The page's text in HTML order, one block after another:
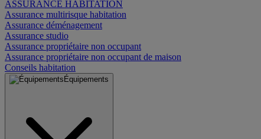
ASSURANCE HABITATION
Assurance multirisque habitation
Assurance déménagement
Assurance studio
Assurance propriétaire non occupant
Assurance propriétaire non occupant de maison
Conseils habitation
Équipements